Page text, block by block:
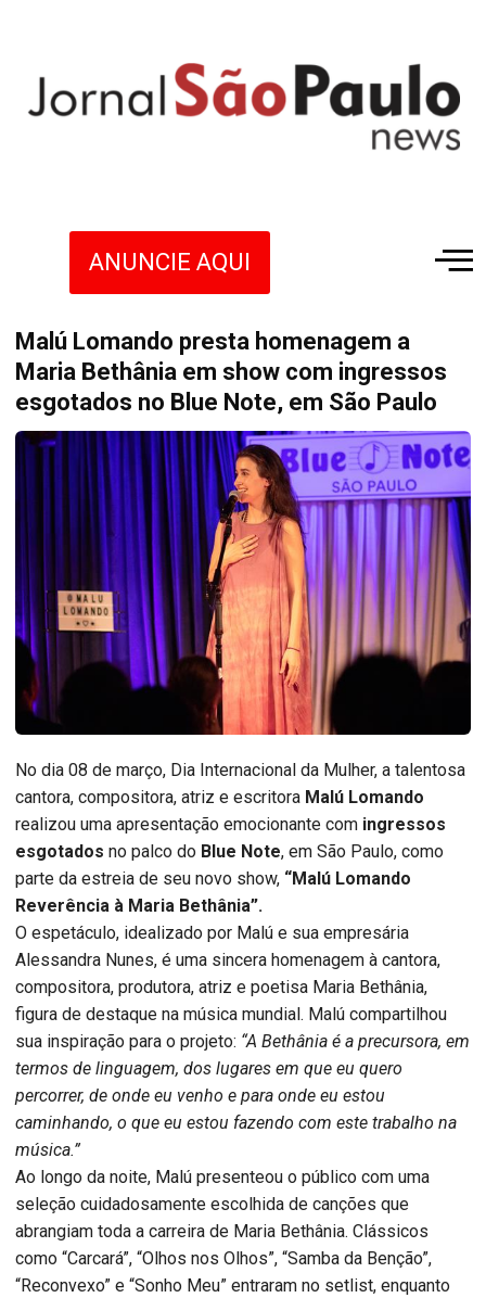
ANUNCIE AQUI
Malú Lomando presta homenagem a
Maria Bethânia em show com ingressos
esgotados no Blue Note, em São Paulo
No dia 08 de março, Dia Internacional da Mulher, a talentosa
cantora, compositora, atriz e escritora Malú Lomando
realizou uma apresentação emocionante com ingressos
esgotados no palco do Blue Note, em São Paulo, como
parte da estreia de seu novo show, “Malú Lomando
Reverência à Maria Bethânia”.
O espetáculo, idealizado por Malú e sua empresária
Alessandra Nunes, é uma sincera homenagem à cantora,
compositora, produtora, atriz e poetisa Maria Bethânia,
figura de destaque na música mundial. Malú compartilhou
sua inspiração para o projeto: “A Bethânia é a precursora, em
termos de linguagem, dos lugares em que eu quero
percorrer, de onde eu venho e para onde eu estou
caminhando, o que eu estou fazendo com este trabalho na
música.”
Ao longo da noite, Malú presenteou o público com uma
seleção cuidadosamente escolhida de canções que
abrangiam toda a carreira de Maria Bethânia. Clássicos
como “Carcará”, “Olhos nos Olhos”, “Samba da Benção”,
“Reconvexo” e “Sonho Meu” entraram no setlist, enquanto